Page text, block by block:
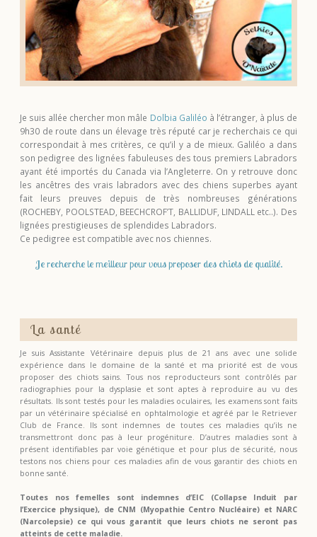
Je suis allée chercher mon mâle Dolbia Galiléo à l’étranger, à plus de
9h30 de route dans un élevage très réputé car je recherchais ce qui
correspondait à mes critères, ce qu’il y a de mieux. Galiléo a dans
son pedigree des lignées fabuleuses des tous premiers Labradors
ayant été importés du Canada via l’Angleterre. On y retrouve donc
les ancêtres des vrais labradors avec des chiens superbes ayant
fait leurs preuves depuis de très nombreuses générations
(ROCHEBY, POOLSTEAD, BEECHCROF’T, BALLIDUF, LINDALL etc..). Des
lignées prestigieuses de splendides Labradors.
Ce pedigree est compatible avec nos chiennes.
Je recherche le meilleur pour vous proposer des chiots de qualité.
La santé
Je suis Assistante Vétérinaire depuis plus de 21 ans avec une solide
expérience dans le domaine de la santé et ma priorité est de vous
proposer des chiots sains. Tous nos reproducteurs sont contrôlés par
radiographies pour la dysplasie et sont aptes à reproduire au vu des
résultats. Ils sont testés pour les maladies oculaires, les examens sont faits
par un vétérinaire spécialisé en ophtalmologie et agréé par le Retriever
Club de France. Ils sont indemnes de toutes ces maladies qu’ils ne
transmettront donc pas à leur progéniture. D’autres maladies sont à
présent identifiables par voie génétique et pour plus de sécurité, nous
testons nos chiens pour ces maladies afin de vous garantir des chiots en
bonne santé.
Toutes nos femelles sont indemnes d’EIC (Collapse Induit par
l’Exercice physique), de CNM (Myopathie Centro Nucléaire) et NARC
(Narcolepsie) ce qui vous garantit que leurs chiots ne seront pas
atteints de cette maladie.